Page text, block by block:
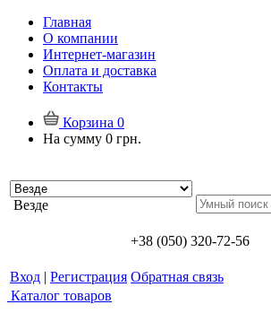
Главная
О компании
Интернет-магазин
Оплата и доставка
Контакты
Корзина 0
На сумму 0 грн.
Везде
+38 (050) 320-72-56
Вход | Регистрация Обратная связь
Каталог товаров